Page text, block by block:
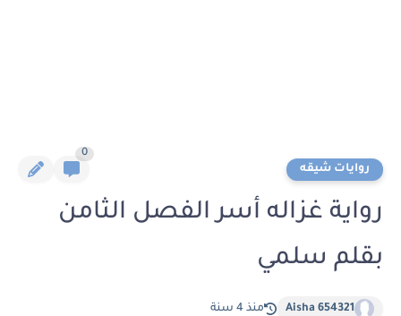
روايات شيقه
0
رواية غزاله أسر الفصل الثامن
بقلم سلمي
Aisha 654321 منذ 4 سنة